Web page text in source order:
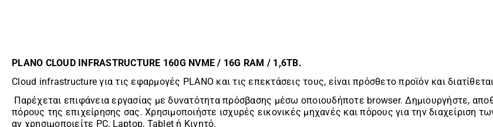
PLANO CLOUD INFRASTRUCTURE 160G NVME / 16G RAM / 1,6TB.
Cloud infrastructure για τις εφαρμογές PLANO και τις επεκτάσεις τους, είναι πρόσθετο προϊόν και
Παρέχεται επιφάνεια εργασίας με δυνατότητα πρόσβασης μέσω οποιουδήποτε browser. Δημιουργήστε,
πόρους της επιχείρησης σας. Χρησιμοποιήστε ισχυρές εικονικές μηχανές και πόρους για την διαχείριση
αν χρησιμοποιείτε PC, Laptop, Tablet ή Κινητό.